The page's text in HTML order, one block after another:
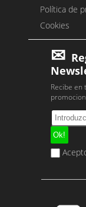
Política de
Cookies
Recibe en